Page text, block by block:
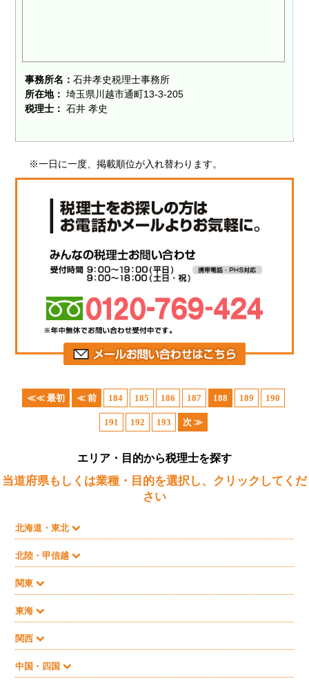
事務所名：石井孝史税理士事務所
所在地： 埼玉県川越市通町13-3-205
税理士： 石井 孝史
※一日に一度、掲載順位が入れ替わります。
≪≪ 最初 ≪ 前 184 185 186 187 188 189 190
191 192 193 次 ≫
エリア・目的から税理士を探す
当道府県もしくは業種・目的を選択し、クリックしてくだ
さい
北海道・東北
北陸・甲信越
関東
東海
関西
中国・四国